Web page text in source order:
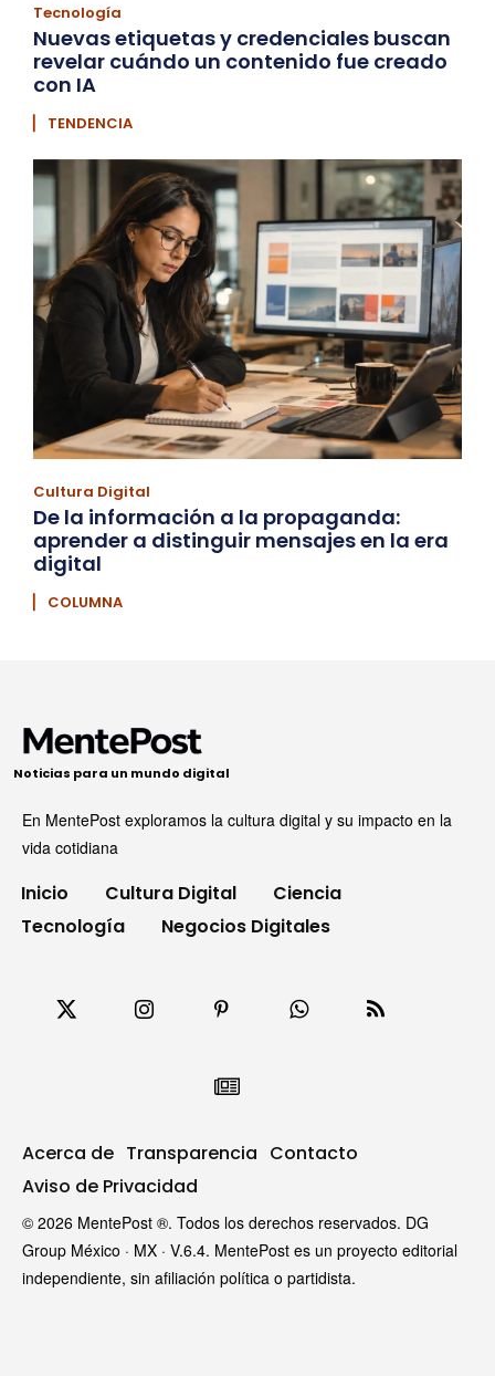
Tecnología
Nuevas etiquetas y credenciales buscan
revelar cuándo un contenido fue creado
con IA
▏ TENDENCIA
Cultura Digital
De la información a la propaganda:
aprender a distinguir mensajes en la era
digital
▏ COLUMNA
Noticias para un mundo digital
En MentePost exploramos la cultura digital y su impacto en la
vida cotidiana
Inicio Cultura Digital
Ciencia
Tecnología
Negocios Digitales
Acerca de Transparencia Contacto
Aviso de Privacidad
© 2026 MentePost ®. Todos los derechos reservados. DG
Group México · MX · V.6.4. MentePost es un proyecto editorial
independiente, sin afiliación política o partidista.